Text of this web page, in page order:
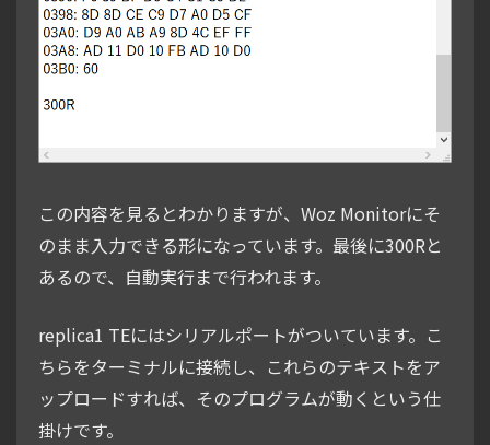
この内容を見るとわかりますが、Woz Monitorにそ
のまま入力できる形になっています。最後に300Rと
あるので、自動実行まで行われます。
replica1 TEにはシリアルポートがついています。こ
ちらをターミナルに接続し、これらのテキストをア
ップロードすれば、そのプログラムが動くという仕
掛けです。